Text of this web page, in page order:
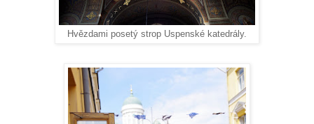
Hvězdami posetý strop Uspenské katedrály.